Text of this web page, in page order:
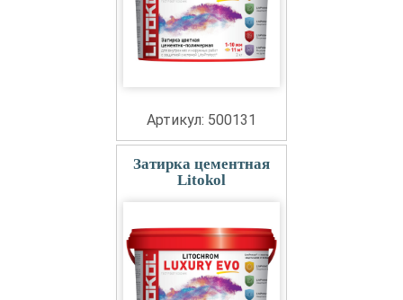
Артикул: 500131
Затирка цементная
Litokol